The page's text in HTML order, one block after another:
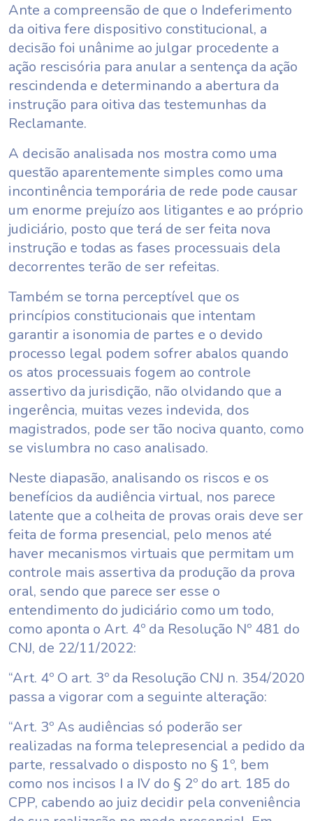
Ante a compreensão de que o Indeferimento
da oitiva fere dispositivo constitucional, a
decisão foi unânime ao julgar procedente a
ação rescisória para anular a sentença da ação
rescindenda e determinando a abertura da
instrução para oitiva das testemunhas da
Reclamante.
A decisão analisada nos mostra como uma
questão aparentemente simples como uma
incontinência temporária de rede pode causar
um enorme prejuízo aos litigantes e ao próprio
judiciário, posto que terá de ser feita nova
instrução e todas as fases processuais dela
decorrentes terão de ser refeitas.
Também se torna perceptível que os
princípios constitucionais que intentam
garantir a isonomia de partes e o devido
processo legal podem sofrer abalos quando
os atos processuais fogem ao controle
assertivo da jurisdição, não olvidando que a
ingerência, muitas vezes indevida, dos
magistrados, pode ser tão nociva quanto, como
se vislumbra no caso analisado.
Neste diapasão, analisando os riscos e os
benefícios da audiência virtual, nos parece
latente que a colheita de provas orais deve ser
feita de forma presencial, pelo menos até
haver mecanismos virtuais que permitam um
controle mais assertiva da produção da prova
oral, sendo que parece ser esse o
entendimento do judiciário como um todo,
como aponta o Art. 4º da Resolução Nº 481 do
CNJ, de 22/11/2022:
“Art. 4º O art. 3º da Resolução CNJ n. 354/2020
passa a vigorar com a seguinte alteração:
“Art. 3º As audiências só poderão ser
realizadas na forma telepresencial a pedido da
parte, ressalvado o disposto no § 1º, bem
como nos incisos I a IV do § 2º do art. 185 do
CPP, cabendo ao juiz decidir pela conveniência